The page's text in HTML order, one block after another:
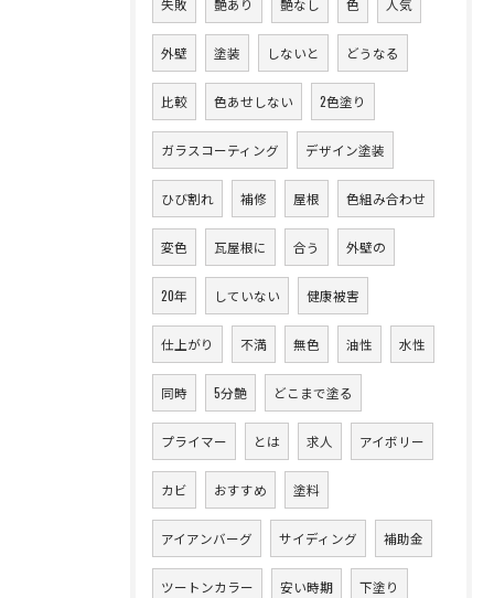
失敗 艶あり 艶なし 色 人気
外壁 塗装 しないと どうなる
比較 色あせしない 2色塗り
ガラスコーティング デザイン塗装
ひび割れ 補修 屋根 色組み合わせ
変色 瓦屋根に 合う 外壁の
20年 していない 健康被害
仕上がり 不満 無色 油性 水性
同時 5分艶 どこまで塗る
プライマー とは 求人 アイボリー
カビ おすすめ 塗料
アイアンバーグ サイディング 補助金
ツートンカラー 安い時期 下塗り